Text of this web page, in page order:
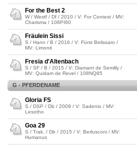
For the Best 2
W / Westf / Df / 2010 / V: For Contest / MV:
Charisma / 108PI60
Fräulein Sissi
S / Hann / B / 2016 / V: Fürst Belissaro /
MV: Limonit
Fresia d'Altenbach
S / SF / B / 2015 / V: Diamant de Semilly /
MV: Quidam de Revel / 108NQ85
G - PFERDENAME
Gloria FS
S / DSP / Db / 2009 / V: Sadenio / MV:
Lesotho
Goa 29
S / Trak. / Db / 2015 / V: Berlusconi / MV:
Humanus